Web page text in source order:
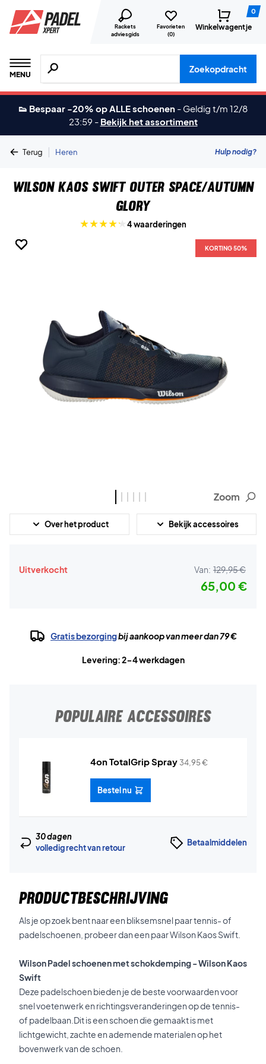
Rackets
adviesgids
Favorieten
(0)
0
Winkelwagentje
MENU
Zoeken naar producten, merken etc.
Zoekopdracht
👟 Bespaar -20% op ALLE schoenen - Geldig t/m 12/8
23:59 - Bekijk het assortiment
Terug | Heren Hulp nodig?
Wilson Kaos Swift Outer Space/Autumn
Glory
4 waarderingen
KORTING 50%
KORTING 50%
KORTING 50%
KORTING 50%
KORTING 50%
KORTING 50%
Zoom
Over het product Bekijk accessoires
Uitverkocht Van: 129,95 €
65,00 €
Gratis bezorgingbij aankoop van meer dan 79 €
Levering: 2-4 werkdagen
POPULAIRE ACCESSOIRES
4on TotalGrip Spray 34,95€
Bestel nu
30 dagen
volledig recht van retour
Betaalmiddelen
PRODUCTBESCHRIJVING
Als je op zoek bent naar een bliksemsnel paar tennis- of
padelschoenen, probeer dan een paar Wilson Kaos Swift.
Wilson Padel schoenen met schokdemping - Wilson Kaos
Swift
Deze padelschoen bieden je de beste voorwaarden voor
snel voetenwerk en richtingsveranderingen op de tennis-
of padelbaan.Dit is een schoen die gemaakt is met
lichtgewicht, zachte en ademende materialen op het
bovenwerk van de schoen.